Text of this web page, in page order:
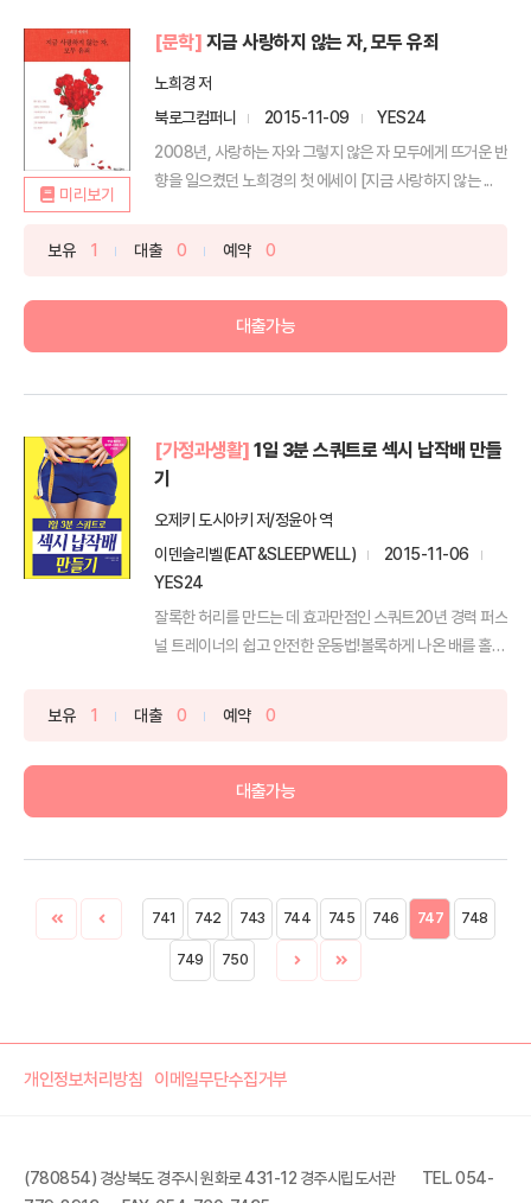
미리보기
[문학] 지금 사랑하지 않는 자, 모두 유죄
노희경 저
북로그컴퍼니
2015-11-09
YES24
2008년, 사랑하는 자와 그렇지 않은 자 모두에게 뜨거운 반
향을 일으켰던 노희경의 첫 에세이 [지금 사랑하지 않는 ...
보유 1 대출 0 예약 0
대출가능
[가정과생활] 1일 3분 스쿼트로 섹시 납작배 만들
기
오제키 도시아키 저/정윤아 역
이덴슬리벨(EAT&SLEEPWELL)
2015-11-06
YES24
잘록한 허리를 만드는 데 효과만점인 스쿼트20년 경력 퍼스
널 트레이너의 쉽고 안전한 운동법!볼록하게 나온 배를 홀쭉
보유 1 대출 0 예약 0
대출가능
741 742 743 744 745 746 747 748
749 750
개인정보처리방침 이메일무단수집거부
(780854) 경상북도 경주시 원화로 431-12 경주시립도서관
TEL. 054-